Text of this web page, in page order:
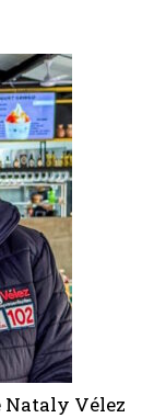
Nataly Vélez